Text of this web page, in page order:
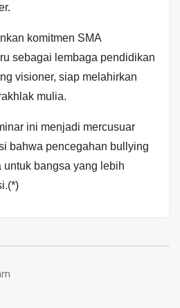
komitmen SMA
sebagai lembaga pendidikan
visioner, siap melahirkan
mulia.
ini menjadi mercusuar
bahwa pencegahan bullying
bangsa yang lebih